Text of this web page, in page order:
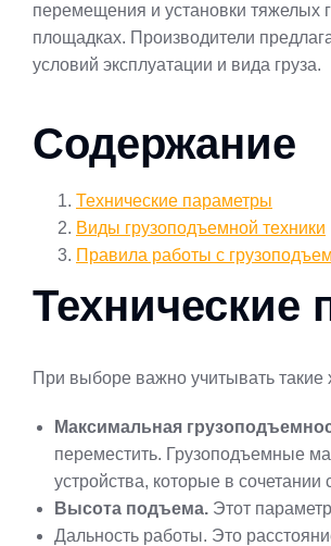
перемещения и установки тяжелых
площадках. Производители
условий эксплуатации и вида груза.
Содержание
Технические параметры
Виды грузоподъемной техники
Правила работы с
Технические
При выборе важно учитывать такие
Максимальная
переместить. Грузоподъемные
устройства, которые в
Высота подъема. Этот
Дальность работы. Это